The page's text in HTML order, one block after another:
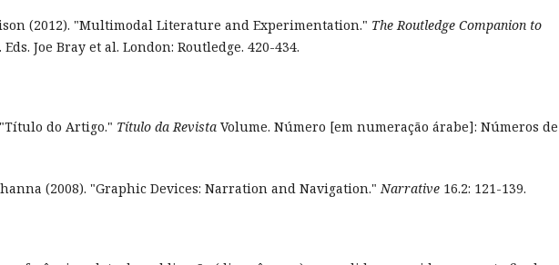
(2012). "Multimodal Literature and Experimentation." The Routledge Companion to
. Eds. Joe Bray et al. London: Routledge. 420-434.
"Título do Artigo." Título da Revista Volume. Número [em numeração árabe]: Números de
(2008). "Graphic Devices: Narration and Navigation." Narrative 16.2: 121-139.